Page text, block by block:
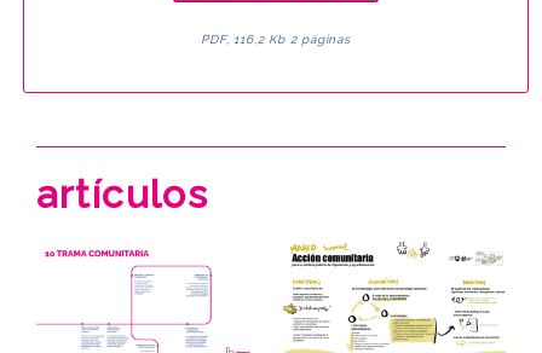
PDF, 116,2 Kb 2 páginas
artículos